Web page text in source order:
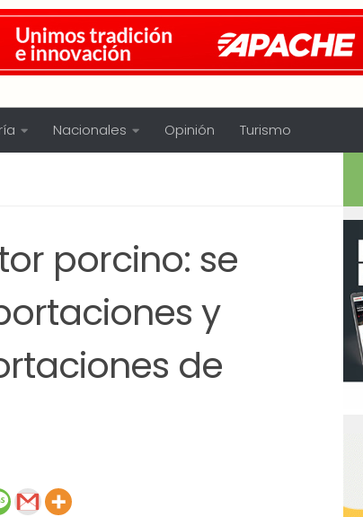
Nacionales Opinión Turismo
porcino: se
y
de